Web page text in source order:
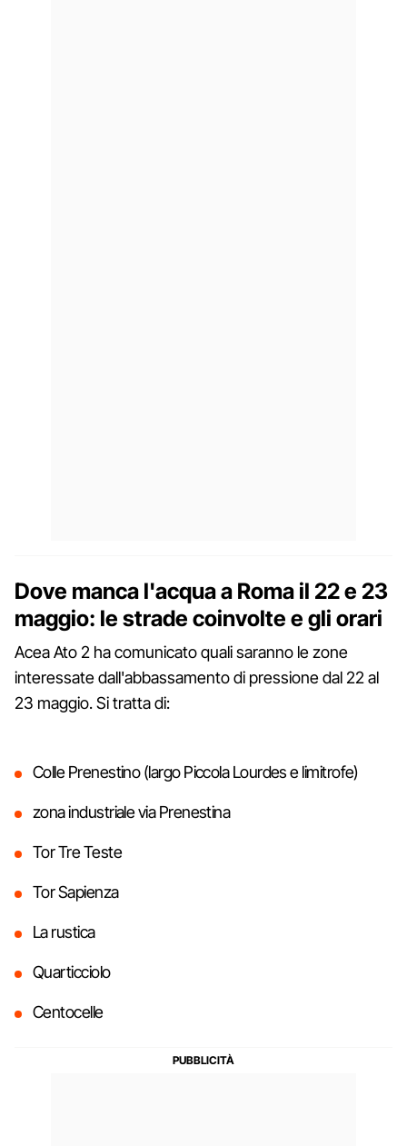
Dove manca l'acqua a Roma il 22 e 23
maggio: le strade coinvolte e gli orari
Acea Ato 2 ha comunicato quali saranno le zone
interessate dall'abbassamento di pressione dal 22 al
23 maggio. Si tratta di:
Colle Prenestino (largo Piccola Lourdes e limitrofe)
zona industriale via Prenestina
Tor Tre Teste
Tor Sapienza
La rustica
Quarticciolo
Centocelle